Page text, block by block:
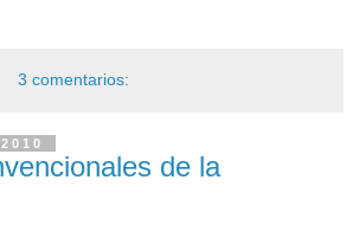
3 comentarios:
de la